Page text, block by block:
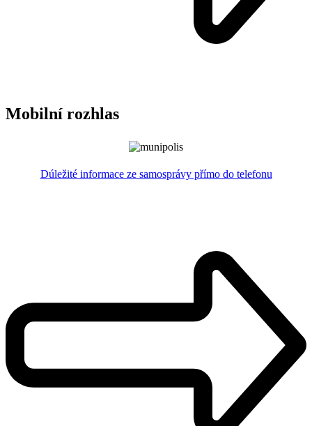
Mobilní rozhlas
Dúležité informace ze samosprávy přímo do telefonu